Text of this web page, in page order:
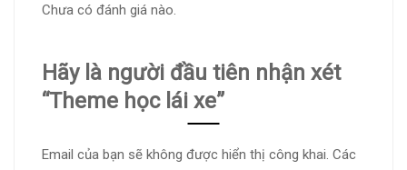
Chưa có đánh giá nào.
Hãy là người đầu tiên nhận xét
“Theme học lái xe”
Email của bạn sẽ không được hiển thị công khai. Các